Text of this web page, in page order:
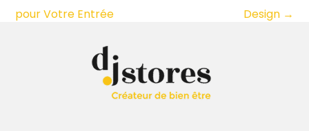
pour Votre Entrée
Design →